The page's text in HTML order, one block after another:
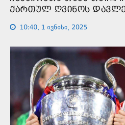
ᲥᲐᲠᲗᲣᲚ ᲦᲕᲘᲜᲝᲡ
10:40, 1 ივნისი, 2025